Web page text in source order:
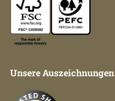
Unsere Auszeichnungen